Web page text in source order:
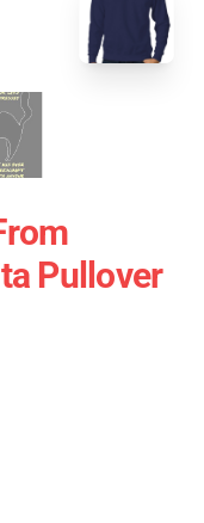
Pullover